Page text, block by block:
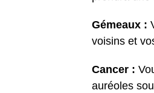
Gémeaux :
voisins et
Cancer :
auréoles